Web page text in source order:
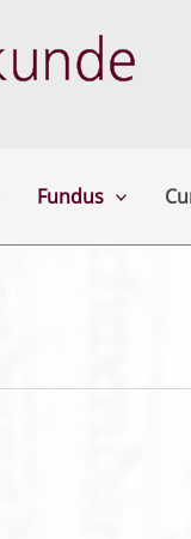
Fundus